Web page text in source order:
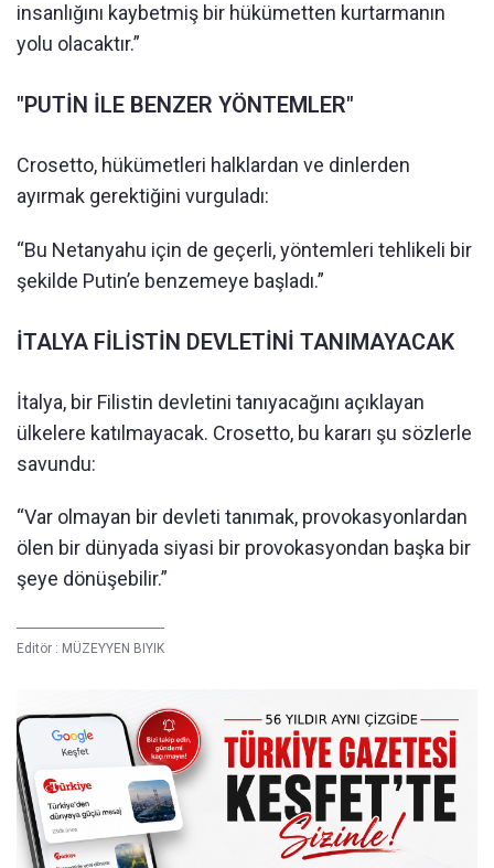
insanlığını kaybetmiş bir hükümetten kurtarmanın
yolu olacaktır.”
"PUTİN İLE BENZER YÖNTEMLER"
Crosetto, hükümetleri halklardan ve dinlerden
ayırmak gerektiğini vurguladı:
“Bu Netanyahu için de geçerli, yöntemleri tehlikeli bir
şekilde Putin’e benzemeye başladı.”
İTALYA FİLİSTİN DEVLETİNİ TANIMAYACAK
İtalya, bir Filistin devletini tanıyacağını açıklayan
ülkelere katılmayacak. Crosetto, bu kararı şu sözlerle
savundu:
“Var olmayan bir devleti tanımak, provokasyonlardan
ölen bir dünyada siyasi bir provokasyondan başka bir
şeye dönüşebilir.”
Editör : MÜZEYYEN BIYIK